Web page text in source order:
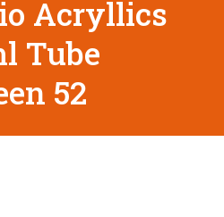
Acryllics
Tube
52